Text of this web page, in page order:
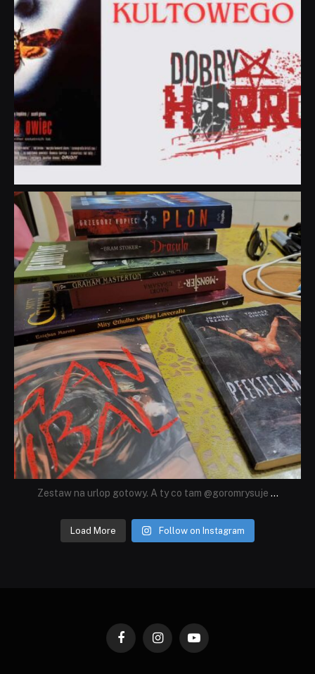
dobryhorror
Lip 31
Zestaw na urlop gotowy. A ty co tam @goromrysuje ...
Load More Follow on Instagram
FacebookInstagramYouTube